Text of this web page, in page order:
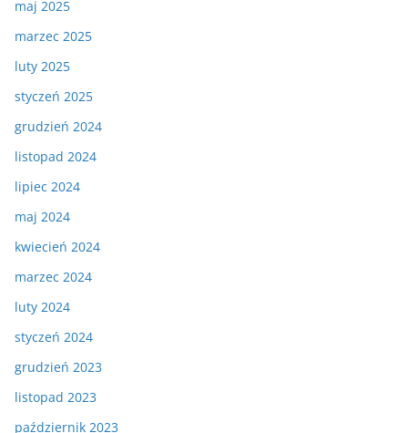
maj 2025
marzec 2025
luty 2025
styczeń 2025
grudzień 2024
listopad 2024
lipiec 2024
maj 2024
kwiecień 2024
marzec 2024
luty 2024
styczeń 2024
grudzień 2023
listopad 2023
październik 2023